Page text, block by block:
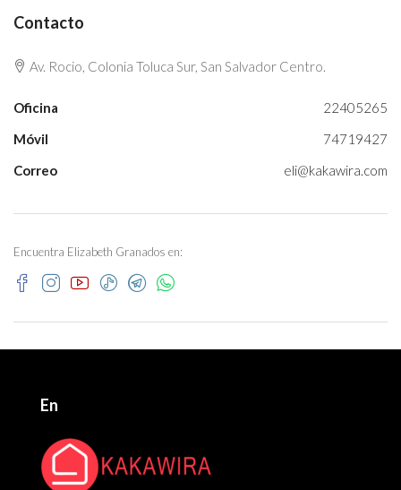
Contacto
Av. Rocio, Colonia Toluca Sur, San Salvador Centro.
Oficina
22405265
Móvil
74719427
Correo
eli@kakawira.com
Encuentra Elizabeth Granados en:
En